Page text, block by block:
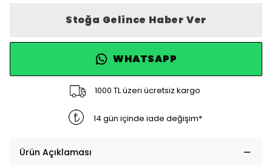
Stoğa Gelince Haber Ver
WHATSAPP
1000 TL üzeri ücretsiz kargo
14 gün içinde iade değişim*
Ürün Açıklaması